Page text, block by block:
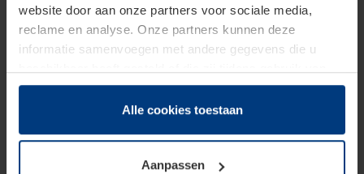
website door aan onze partners voor sociale media,
reclame en analyse. Onze partners kunnen deze
informatie samenvoegen met andere gegevens die u
hun diensten hebben verzameld.
Juridisch hebben wij het recht om cookies op uw
van deze pagina's absoluut vereist is. Voor alle andere
soorten cookies is uw toestemming benodigd. Uw
Alle cookies toestaan
Aanpassen